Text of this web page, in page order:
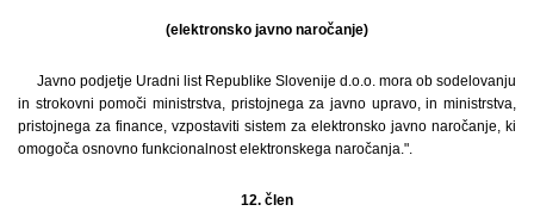
(elektronsko javno naročanje)
Javno podjetje Uradni list Republike Slovenije d.o.o. mora ob sodelovanju
in strokovni pomoči ministrstva, pristojnega za javno upravo, in ministrstva,
pristojnega za finance, vzpostaviti sistem za elektronsko javno naročanje, ki
omogoča osnovno funkcionalnost elektronskega naročanja.".
12. člen